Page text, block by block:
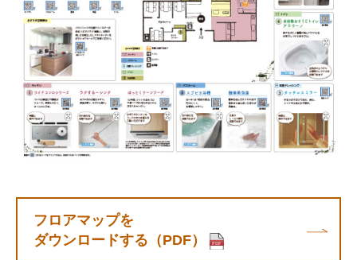
フロアマップを
ダウンロードする（PDF）